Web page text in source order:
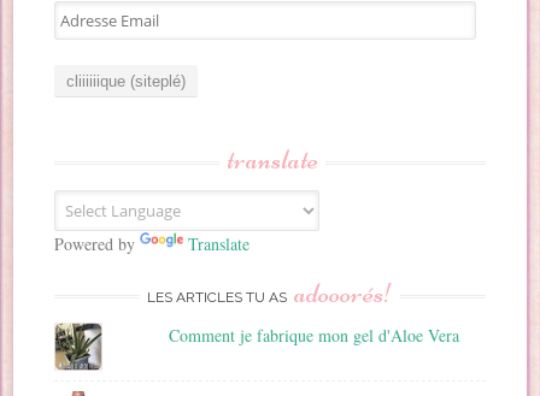
A
d
E
m
a
translate
Powered by Translate
LES ARTICLES TU AS adooorés!
Comment je fabrique mon gel d'Aloe Vera